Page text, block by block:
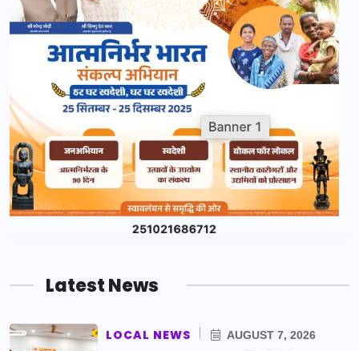
Latest News
LOCAL NEWS AUGUST 7, 2026